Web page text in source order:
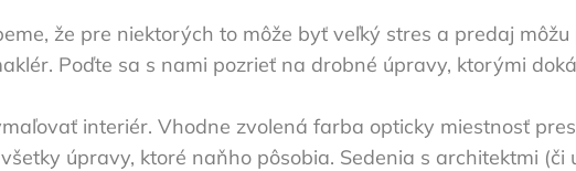
že pre niektorých to môže byť veľký stres a predaj
Poďte sa s nami pozrieť na drobné úpravy, ktorými
interiér. Vhodne zvolená farba opticky miestnosť
úpravy, ktoré naňho pôsobia. Sedenia s architektmi